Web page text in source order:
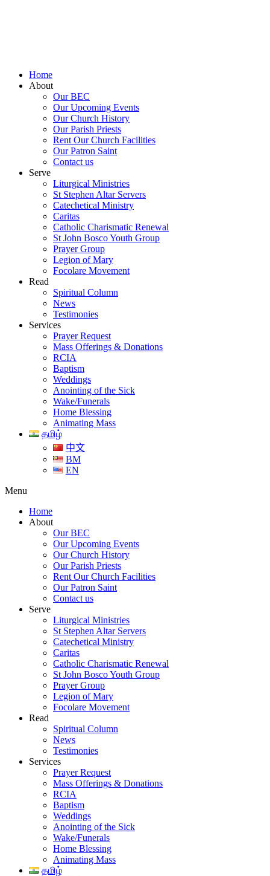
Home
About
Our BEC
Our Upcoming Events
Our Church History
Our Parish Priests
Rent Our Church Facilities
Our Patron Saint
Contact us
Serve
Liturgical Ministries
St Stephen Altar Servers
Catechetical Ministry
Caritas
Catholic Charismatic Renewal
St John Bosco Youth Group
Prayer Group
Legion of Mary
Focolare Movement
Read
Spiritual Column
News
Testimonies
Services
Prayer Request
Mass Offerings & Donations
RCIA
Baptism
Weddings
Anointing of the Sick
Wake/Funerals
Home Blessing
Animating Mass
தமிழ்
中文
BM
EN
Menu
Home
About
Our BEC
Our Upcoming Events
Our Church History
Our Parish Priests
Rent Our Church Facilities
Our Patron Saint
Contact us
Serve
Liturgical Ministries
St Stephen Altar Servers
Catechetical Ministry
Caritas
Catholic Charismatic Renewal
St John Bosco Youth Group
Prayer Group
Legion of Mary
Focolare Movement
Read
Spiritual Column
News
Testimonies
Services
Prayer Request
Mass Offerings & Donations
RCIA
Baptism
Weddings
Anointing of the Sick
Wake/Funerals
Home Blessing
Animating Mass
தமிழ்